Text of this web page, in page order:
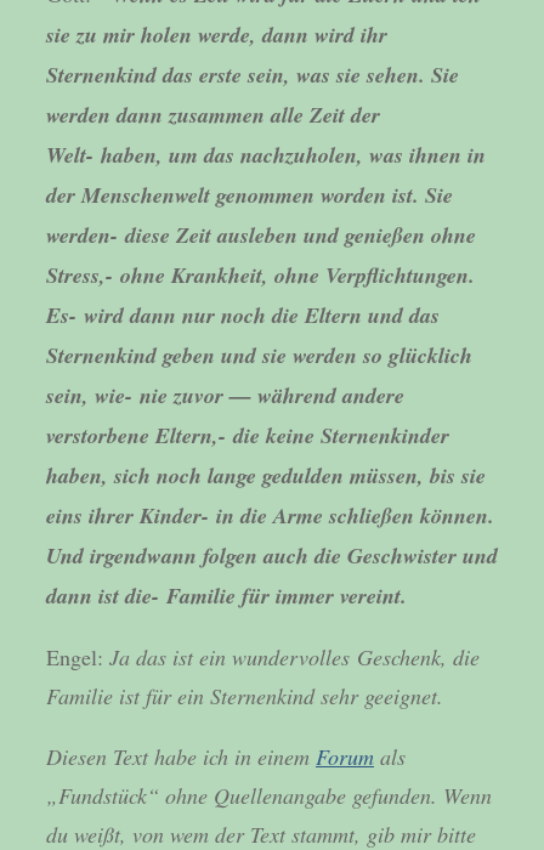
sie zu mir holen werde, dann wird ihr
Sternenkind das erste sein, was sie sehen. Sie
werden dann zusammen alle Zeit der
Welt- haben, um das nachzuholen, was ihnen in
der Menschenwelt genommen worden ist. Sie
werden- diese Zeit ausleben und genießen ohne
Stress,- ohne Krankheit, ohne Verpflichtungen.
Es- wird dann nur noch die Eltern und das
Sternenkind geben und sie werden so glücklich
sein, wie- nie zuvor — während andere
verstorbene Eltern,-die keine Sternenkinder
haben, sich noch lange gedulden müssen, bis sie
eins ihrer Kinder- in die Arme schließen können.
Und irgendwann folgen auch die Geschwister und
dann ist die- Familie für immer vereint.
Engel: Ja das ist ein wundervolles Geschenk, die
Familie ist für ein Sternenkind sehr geeignet.
Diesen Text habe ich in einem Forum als
„Fundstück“ ohne Quellenangabe gefunden. Wenn
du weißt, von wem der Text stammt, gib mir bitte